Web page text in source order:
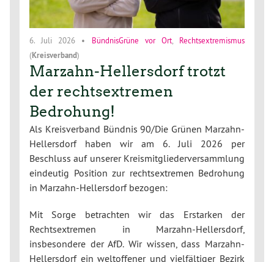
6. Juli 2026 • BündnisGrüne vor Ort, Rechtsextremismus
(Kreisverband)
Marzahn-Hellersdorf trotzt
der rechtsextremen
Bedrohung!
Als Kreisverband Bündnis 90/Die Grünen Marzahn-
Hellersdorf haben wir am 6. Juli 2026 per
Beschluss auf unserer Kreismitgliederversammlung
eindeutig Position zur rechtsextremen Bedrohung
in Marzahn-Hellersdorf bezogen:
Mit Sorge betrachten wir das Erstarken der
Rechtsextremen in Marzahn-Hellersdorf,
insbesondere der AfD. Wir wissen, dass Marzahn-
Hellersdorf ein weltoffener und vielfältiger Bezirk